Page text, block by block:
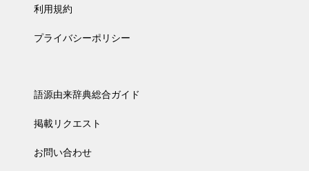
利用規約
プライバシーポリシー
語源由来辞典総合ガイド
掲載リクエスト
お問い合わせ